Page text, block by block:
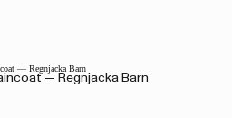
— Regnjacka Barn